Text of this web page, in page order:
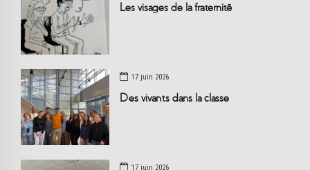
Les visages de la fraternité
17 juin 2026
Des vivants dans la classe
17 juin 2026